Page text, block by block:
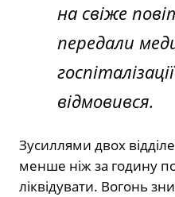
на свіже
передали
відмовився.
Зусиллями двох
менше ніж за годину
ліквідувати. Вогонь